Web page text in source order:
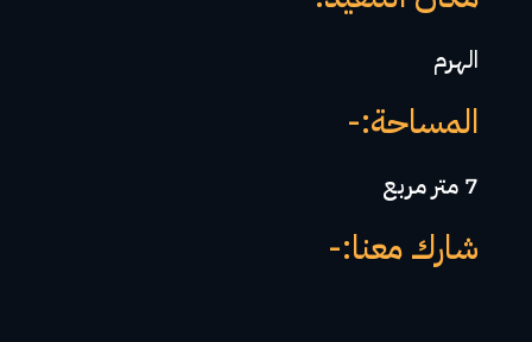
الهرم
المساحة:-
7 متر مربع
شارك معنا:-